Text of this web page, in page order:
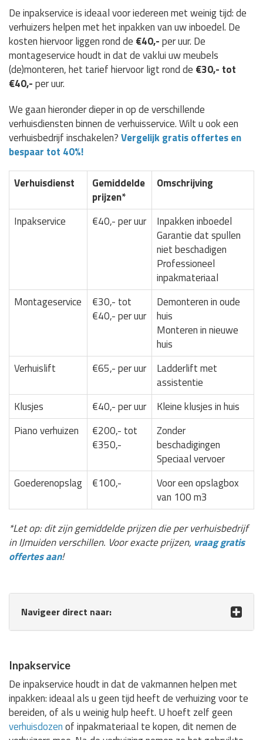
De inpakservice is ideaal voor iedereen met weinig tijd: de
verhuizers helpen met het inpakken van uw inboedel. De
kosten hiervoor liggen rond de €40,-per uur. De
montageservice houdt in dat de vaklui uw meubels
(de)monteren, het tarief hiervoor ligt rond de €30,- tot
€40,-per uur.
We gaan hieronder dieper in op de verschillende
verhuisdiensten binnen de verhuisservice. Wilt u ook een
verhuisbedrijf inschakelen?Vergelijk gratis offertes en
bespaar tot 40%!
Verhuisdienst
Gemiddelde
prijzen*
Omschrijving
Inpakservice €40,- per uur
Inpakken inboedel
Garantie dat spullen
niet beschadigen
Professioneel
inpakmateriaal
Montageservice
€30,- tot
€40,- per uur
Demonteren in oude
huis
Monteren in nieuwe
huis
Verhuislift
€65,- per uur
Ladderlift met
assistentie
Klusjes
€40,- per uur
Kleine klusjes in huis
Piano verhuizen
€200,- tot
€350,-
Zonder
beschadigingen
Speciaal vervoer
Goederenopslag
€100,-
Voor een opslagbox
van 100 m3
*Let op: dit zijn gemiddelde prijzen die per verhuisbedrijf
in IJmuiden verschillen. Voor exacte prijzen, vraag gratis
offertes aan!
Navigeer direct naar:
Inpakservice
De inpakservice houdt in dat de vakmannen helpen met
inpakken: ideaal als u geen tijd heeft de verhuizing voor te
bereiden, of als u weinig hulp heeft. U hoeft zelf geen
verhuisdozenof inpakmateriaal te kopen, dit nemen de